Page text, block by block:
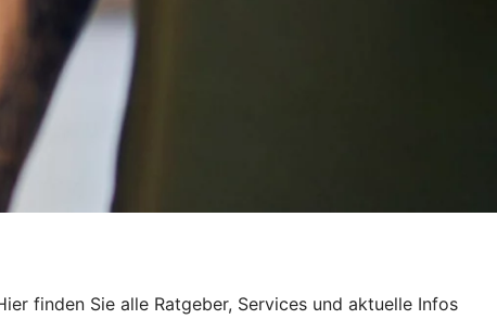
finden Sie alle Ratgeber, Services und aktuelle Infos